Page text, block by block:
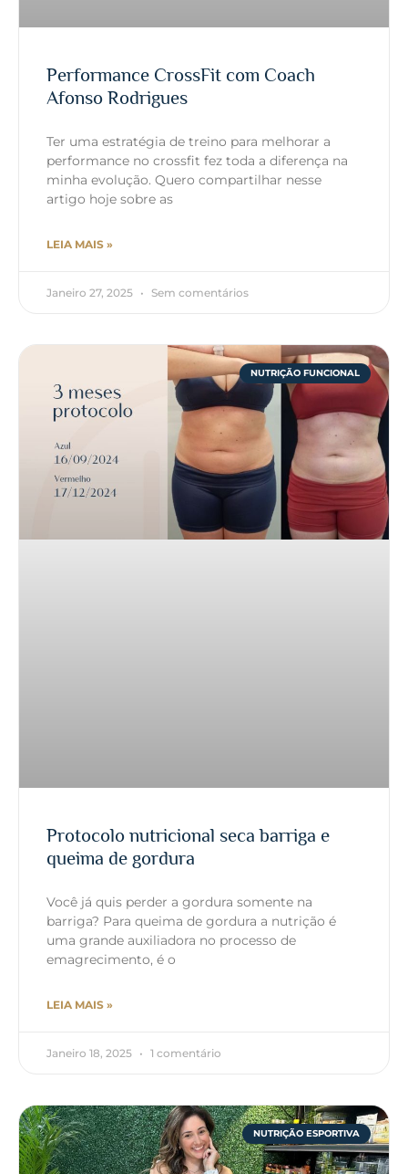
Performance CrossFit com Coach
Afonso Rodrigues
Ter uma estratégia de treino para melhorar a
performance no crossfit fez toda a diferença na
minha evolução. Quero compartilhar nesse
artigo hoje sobre as
LEIA MAIS »
Janeiro 27, 2025 Sem comentários
NUTRIÇÃO FUNCIONAL
Protocolo nutricional seca barriga e
queima de gordura
Você já quis perder a gordura somente na
barriga? Para queima de gordura a nutrição é
uma grande auxiliadora no processo de
emagrecimento, é o
LEIA MAIS »
Janeiro 18, 2025 1 comentário
NUTRIÇÃO ESPORTIVA